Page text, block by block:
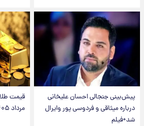
پیش‌بینی جنجالی احسان علیخانی
درباره میثاقی و فردوسی پور وایرال
شد+فیلم
مرداد ۱۴۰۵